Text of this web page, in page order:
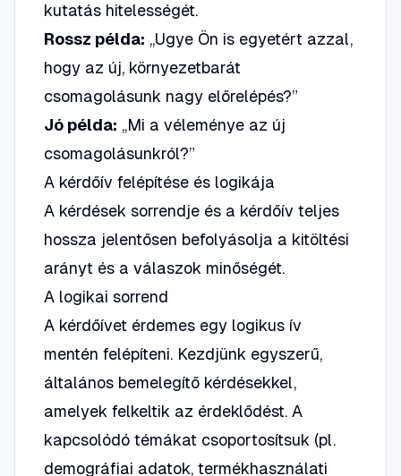
kutatás hitelességét.
Rossz példa: „Ugye Ön is egyetért azzal,
hogy az új, környezetbarát
csomagolásunk nagy előrelépés?”
Jó példa: „Mi a véleménye az új
csomagolásunkról?”
A kérdőív felépítése és logikája
A kérdések sorrendje és a kérdőív teljes
hossza jelentősen befolyásolja a kitöltési
arányt és a válaszok minőségét.
A logikai sorrend
A kérdőívet érdemes egy logikus ív
mentén felépíteni. Kezdjünk egyszerű,
általános bemelegítő kérdésekkel,
amelyek felkeltik az érdeklődést. A
kapcsolódó témákat csoportosítsuk (pl.
demográfiai adatok, termékhasználati